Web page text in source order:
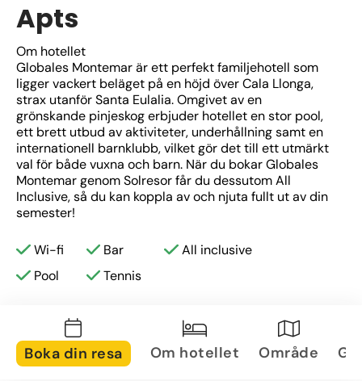
Apts
Om hotellet
Globales Montemar är ett perfekt familjehotell som
ligger vackert beläget på en höjd över Cala Llonga,
strax utanför Santa Eulalia. Omgivet av en
grönskande pinjeskog erbjuder hotellet en stor pool,
ett brett utbud av aktiviteter, underhållning samt en
internationell barnklubb, vilket gör det till ett utmärkt
val för både vuxna och barn. När du bokar Globales
Montemar genom Solresor får du dessutom All
Inclusive, så du kan koppla av och njuta fullt ut av din
semester!
Om området
långt bort från Ibizas hektiska nattliv, vilket gör det till
turkosa vatten, är ett populärt mål för både sol- och
badälskare. Promenadvägar sträcker sig från bukten
upp mot de omgivande kullarna och erbjuder
Wi-fi Bar
All inclusive
Pool
Tennis
Boka din resa Om hotellet Område